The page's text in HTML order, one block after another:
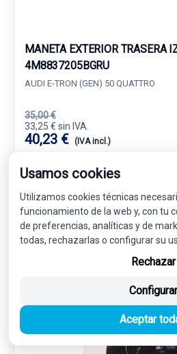
MANETA EXTERIOR TRASERA
4M8837205BGRU
AUDI E-TRON (GEN) 50 QUATTRO
35,00 €
33,25 € sin IVA.
40,23 € (IVA incl.)
Ref: 7876283
Garantía 1 año Envío 24-48h
Usamos cookies
Utilizamos cookies técnicas
funcionamiento de la web y, con tu
de preferencias, analíticas y de
todas, rechazarlas o configurar su
Rechazar
Configurar
Aceptar